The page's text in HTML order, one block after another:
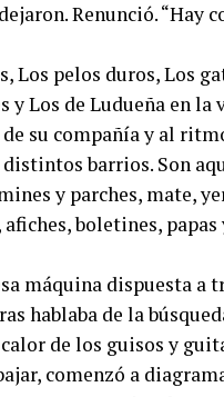
Renunció. “Hay
Los pelos duros, Los
y Los de Ludueña en
su compañía y al
barrios. Son
y parches, mate,
boletines,
máquina dispuesta a
hablaba de la
de los guisos y
comenzó a